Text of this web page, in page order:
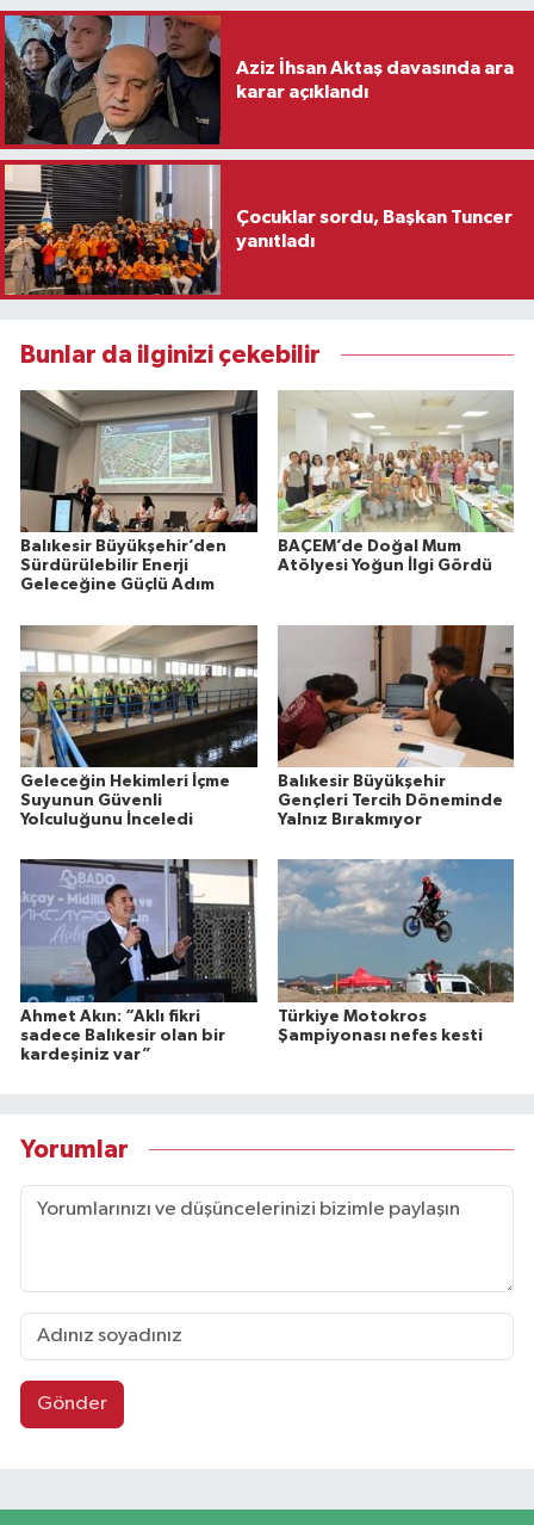
Aziz İhsan Aktaş davasında ara
karar açıklandı
Çocuklar sordu, Başkan Tuncer
yanıtladı
Bunlar da ilginizi çekebilir
Balıkesir Büyükşehir’den
Sürdürülebilir Enerji
Geleceğine Güçlü Adım
BAÇEM’de Doğal Mum
Atölyesi Yoğun İlgi Gördü
Geleceğin Hekimleri İçme
Suyunun Güvenli
Yolculuğunu İnceledi
Balıkesir Büyükşehir
Gençleri Tercih Döneminde
Yalnız Bırakmıyor
Ahmet Akın: “Aklı fikri
sadece Balıkesir olan bir
kardeşiniz var”
Türkiye Motokros
Şampiyonası nefes kesti
Yorumlar
Gönder